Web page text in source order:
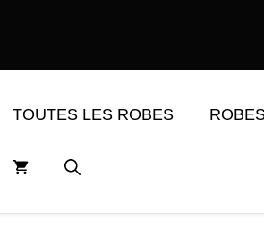
TOUTES LES ROBES